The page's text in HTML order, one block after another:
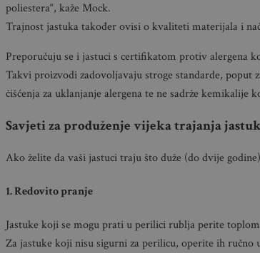
poliestera“, kaže Mock.
Trajnost jastuka također ovisi o kvaliteti materijala i
Preporučuju se i jastuci s certifikatom protiv alergena
Takvi proizvodi zadovoljavaju stroge standarde, poput
čišćenja za uklanjanje alergena te ne sadrže kemikalije
Savjeti za produženje vijeka trajanja
Ako želite da vaši jastuci traju što duže (do dvije
1. Redovito pranje
Jastuke koji se mogu prati u perilici rublja perite
Za jastuke koji nisu sigurni za perilicu, operite ih